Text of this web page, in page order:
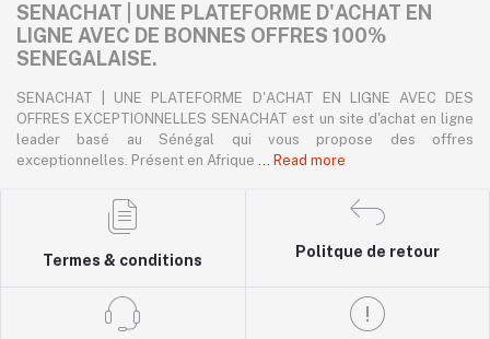
SENACHAT | UNE PLATEFORME D'ACHAT EN
LIGNE AVEC DE BONNES OFFRES 100%
SENEGALAISE.
SENACHAT | UNE PLATEFORME D'ACHAT EN LIGNE AVEC DES
OFFRES EXCEPTIONNELLES SENACHAT est un site d'achat en ligne
leader basé au Sénégal qui vous propose des offres
exceptionnelles. Présent en Afrique ... Read more
Termes & conditions
Politque de retour